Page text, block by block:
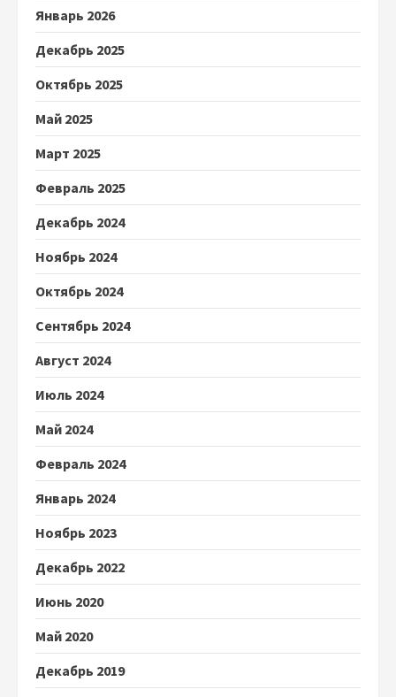
Январь 2026
Декабрь 2025
Октябрь 2025
Май 2025
Март 2025
Февраль 2025
Декабрь 2024
Ноябрь 2024
Октябрь 2024
Сентябрь 2024
Август 2024
Июль 2024
Май 2024
Февраль 2024
Январь 2024
Ноябрь 2023
Декабрь 2022
Июнь 2020
Май 2020
Декабрь 2019